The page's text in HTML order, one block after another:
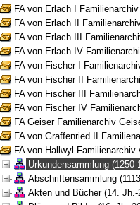
FA von Erlach I
FA von Erlach II
FA von Erlach III
FA von Erlach IV
FA von Fischer I
FA von Fischer II
FA von Fischer III
FA von Fischer IV
FA Geiser Familienarchiv
FA von Graffenried II
FA von Hallwyl
Urkundensammlung (1250-
Abschriftensammlung
Akten und Bücher (14.